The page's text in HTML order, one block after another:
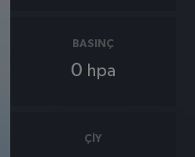
BASINÇ
0 hpa
ÇIY